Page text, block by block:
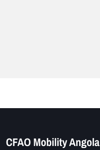
CFAO Mobility Angola